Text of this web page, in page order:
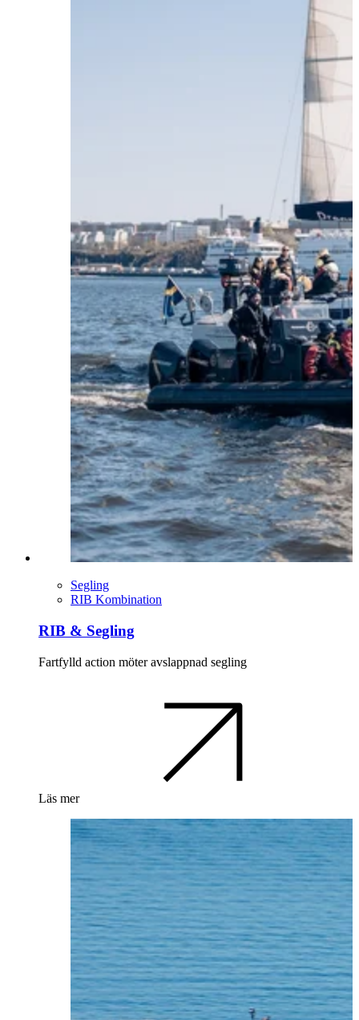
Segling
RIB Kombination
RIB & Segling
Fartfylld action möter avslappnad segling
Läs mer